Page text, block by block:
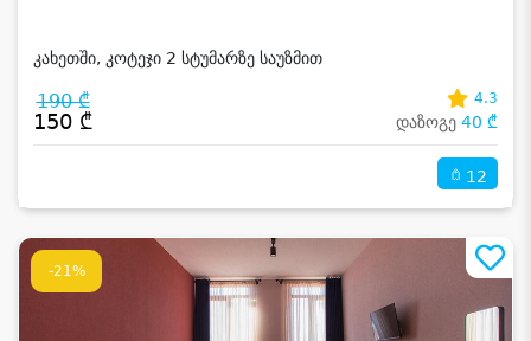
კახეთში, კოტეჯი 2 სტუმარზე საუზმით
190 ₾
150 ₾
4.3
დაზოგე 40 ₾
12
-21%